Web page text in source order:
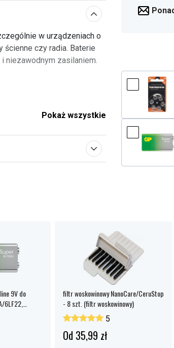
w urządzeniach o
ścienne czy radia. Baterie
i niezawodnym zasilaniem.
Pokaż wszystkie
9V do
6LF22,
filtr woskowinowy NanoCare/CeruStop
- 8 szt. (filtr woskowinowy)
5
Od 35,99 zł